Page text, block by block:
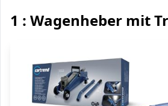
1 : Wagenheber mit